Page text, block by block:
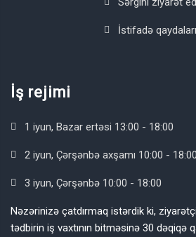
İstifadə qaydaları
İş rejimi
1 iyun, Bazar ertəsi 13:00 - 18:00
2 iyun, Çərşənbə axşamı 10:00 - 18:00
3 iyun, Çərşənbə 10:00 - 18:00
Nəzərinizə çatdırmaq istərdik ki,
tədbirin iş vaxtının bitməsinə 30 dəqiqə